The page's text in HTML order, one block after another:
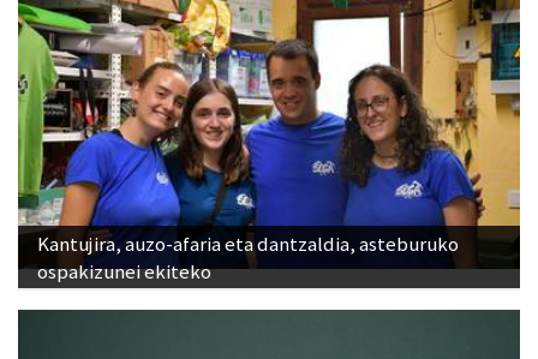
Kantujira, auzo-afaria eta dantzaldia, asteburuko
ospakizunei ekiteko